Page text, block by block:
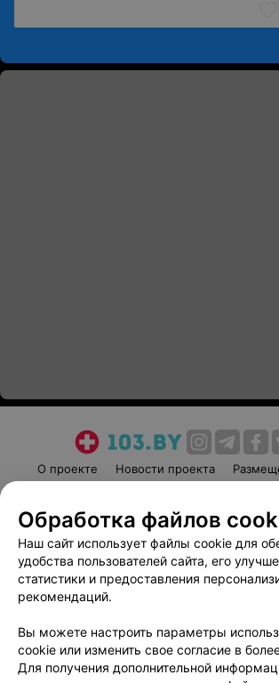
О проекте Новости проекта
Пользовательское соглашение
Вакансии
Партнеры
Написать руководителю
Обработка персональных
Обработка файлов
Наш сайт использует файлы cookie для
удобства пользователей сайта, его
статистики и предоставления
рекомендаций.
Вы можете настроить параметры
cookie или изменить свое согласие в
Для получения дополнительной